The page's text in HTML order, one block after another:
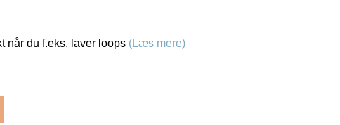
når du f.eks. laver loops (Læs mere)